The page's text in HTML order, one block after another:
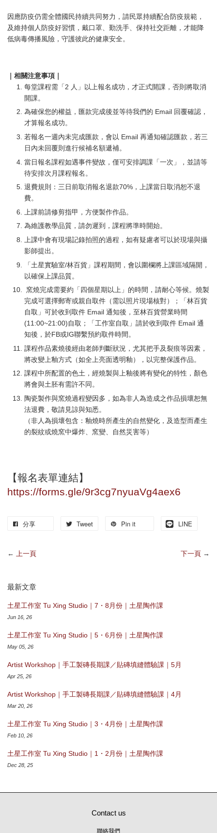
因應防疫仍需全體國民持續共同努力，請民眾持續配合防疫規範，
及維持個人防疫好習慣，戴口罩、勤洗手、保持社交距離，才能降
低病毒傳播風險，守護彼此的健康安全。
｜相關注意事項｜
每堂課程需「2 人」以上報名成功，才正式開課，否則將取消
開課。
為確保您的權益，匯款完成後並等待我們的 Email 回覆確認，
才算報名成功。
若報名一週內未完成匯款，會以 Email 再通知確認匯款，若三
日內未回覆則進行候補名額遞補。
當日報名課程如遇事件變故，僅可安排調課「一次」，並請等
待安排次月課程報名。
退費規則：三日前取消報名退款70%，上課當日取消恕不退
費。
上課前請修剪指甲，方便製作作品。
為維護教學品質，請勿遲到，課程將準時開始。
上課中會有現場記錄拍照的過程，如有疑慮者可以於現場與攝
影師提出。
「土星實驗室/林百貨」課程期間，會以圍欄將上課區域隔開，
以確保上課品質。
窯燒完成需要約「四個星期以上」的時間，請耐心等候。燒製
完成可選擇郵寄或親自取件（需以照片現場核對）；「林百貨
自取」可於收到取件 Email 通知後，至林百貨營業時間
(11:00~21:00)自取；「工作室自取」請於收到取件 Email 通
知後，於FB或IG聯繫預約取件時間。
課程作品素燒後經由老師判斷狀況，尤其把手及裂痕等因素，
將改變上釉方式（如全上亮面透明釉），以完整保護作品。
課程中所配置的色土，經燒製與上釉後將有變化的特性，顏色
將會與土胚有需許不同。
陶瓷製作與窯燒過程變因多，如為非人為造成之作品損壞恕無
法退費，敬請見諒與知悉。
（非人為損壞包含：釉燒時所產生的自然變化，及造型而產生
的裂紋或燒窯中爆炸、窯變、自然災害等）
【報名表單連結】
https://forms.gle/9r3cg7nyuaVg4aex6
分享 Tweet Pin it LINE
← 上一頁 下一頁 →
最新文章
土星工作室 Tu Xing Studio｜7・8月份｜土星陶作課
Jun 16, 26
土星工作室 Tu Xing Studio｜5・6月份｜土星陶作課
May 05, 26
Artist Workshop｜手工製磚長期課／貼磚填縫體驗課｜5月
Apr 25, 26
Artist Workshop｜手工製磚長期課／貼磚填縫體驗課｜4月
Mar 20, 26
土星工作室 Tu Xing Studio｜3・4月份｜土星陶作課
Feb 10, 26
土星工作室 Tu Xing Studio｜1・2月份｜土星陶作課
Dec 28, 25
Contact us
聯絡我們